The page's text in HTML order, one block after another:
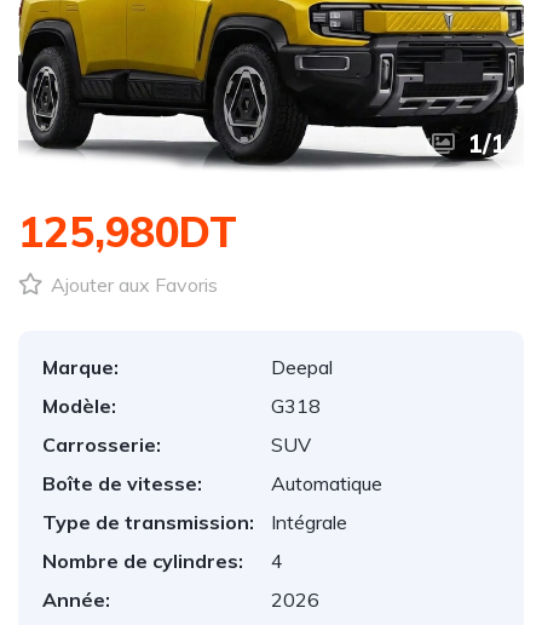
1/1
125,980DT
Ajouter aux Favoris
Marque:
Deepal
Modèle:
G318
Carrosserie:
SUV
Boîte de vitesse:
Automatique
Type de transmission:
Intégrale
Nombre de cylindres:
4
Année:
2026